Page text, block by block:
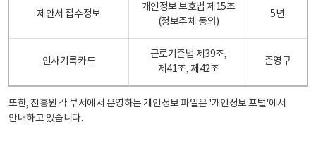
제안서 접수정보
개인정보 보호법 제15조
(정보주체 동의)
5년
인사기록카드
근로기준법 제39조,
제41조, 제42조
준영구
또한, 진흥원 각 부서에서 운영하는 개인정보 파일은 '개인정보 포털'에서
안내하고 있습니다.